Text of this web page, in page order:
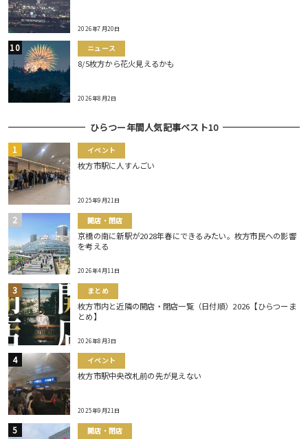
2026年7月20日
ニュース
8/5枚方から花火見えるかも
2026年8月2日
ひらつー年間人気記事ベスト10
イベント
枚方市駅に人すんごい
2025年9月21日
開店・閉店
京橋の南に新駅が2028年春にできるみたい。枚方市民への影響
を考える
2026年4月11日
まとめ
枚方市内と近隣の開店・閉店一覧（日付順）2026【ひらつーま
とめ】
2026年8月3日
イベント
枚方市駅中央改札前の先が見えない
2025年9月21日
開店・閉店